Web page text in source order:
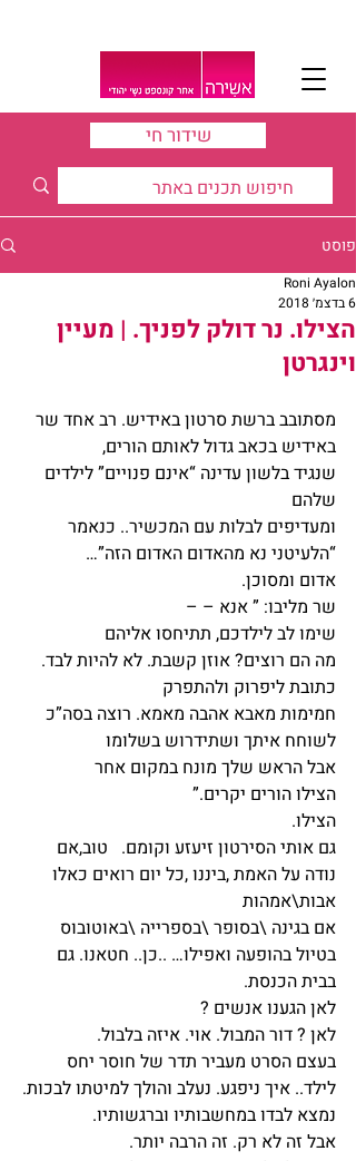
שידור חי
פוסט
הצילו. נר דולק לפניך. | מעיין
וינגרטן
Roni Ayalon
6 בדצמ׳ 2018
מסתובב ברשת סרטון באידיש. רב אחד שר
באידיש בכאב גדול לאותם הורים,
שנגיד בלשון עדינה “אינם פנויים” לילדים
שלהם
ומעדיפים לבלות עם המכשיר.. כנאמר
“הלעיטני נא מהאדום האדום הזה”…
אדום ומסוכן.
שר מליבו: ” אנא – –
שימו לב לילדכם, תתיחסו אליהם
מה הם רוצים? אוזן קשבת. לא להיות לבד.
כתובת ליפרוק ולהתפרק
חמימות מאבא אהבה מאמא. רוצה בסה”כ
לשוחח איתך ושתידרוש בשלומו
אבל הראש שלך מונח במקום אחר
הצילו הורים יקרים.”
הצילו.
גם אותי הסירטון זיעזע וקומם.   טוב,אם
נודה על האמת ,ביננו ,כל יום רואים כאלו
אבות\אמהות
אם בגינה \בסופר \בספרייה \באוטובוס
בטיול בהופעה ואפילו… ..כן.. חטאנו. גם
בבית הכנסת.
לאן הגענו אנשים ?
לאן ? דור המבול. אוי. איזה בלבול.
בעצם הסרט מעביר תדר של חוסר יחס
לילד.. איך ניפגע. נעלב והולך למיטתו לבכות.
נמצא לבדו במחשבותיו וברגשותיו.
אבל זה לא רק. זה הרבה יותר.